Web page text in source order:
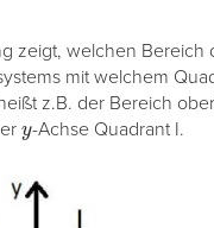
zeigt, welchen Bereich
mit welchem
z.B. der Bereich
y-Achse Quadrant I.